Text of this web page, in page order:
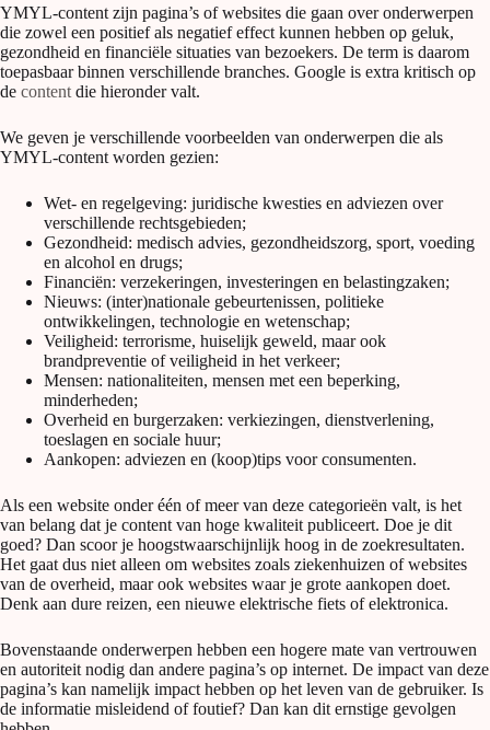
YMYL-content zijn pagina’s of websites die gaan over onderwerpen
die zowel een positief als negatief effect kunnen hebben op geluk,
gezondheid en financiële situaties van bezoekers. De term is daarom
toepasbaar binnen verschillende branches. Google is extra kritisch op
de content die hieronder valt.
We geven je verschillende voorbeelden van onderwerpen die als
YMYL-content worden gezien:
Wet- en regelgeving: juridische kwesties en adviezen over
verschillende rechtsgebieden;
Gezondheid: medisch advies, gezondheidszorg, sport, voeding
en alcohol en drugs;
Financiën: verzekeringen, investeringen en belastingzaken;
Nieuws: (inter)nationale gebeurtenissen, politieke
ontwikkelingen, technologie en wetenschap;
Veiligheid: terrorisme, huiselijk geweld, maar ook
brandpreventie of veiligheid in het verkeer;
Mensen: nationaliteiten, mensen met een beperking,
minderheden;
Overheid en burgerzaken: verkiezingen, dienstverlening,
toeslagen en sociale huur;
Aankopen: adviezen en (koop)tips voor consumenten.
Als een website onder één of meer van deze categorieën valt, is het
van belang dat je content van hoge kwaliteit publiceert. Doe je dit
goed? Dan scoor je hoogstwaarschijnlijk hoog in de zoekresultaten.
Het gaat dus niet alleen om websites zoals ziekenhuizen of websites
van de overheid, maar ook websites waar je grote aankopen doet.
Denk aan dure reizen, een nieuwe elektrische fiets of elektronica.
Bovenstaande onderwerpen hebben een hogere mate van vertrouwen
en autoriteit nodig dan andere pagina’s op internet. De impact van deze
pagina’s kan namelijk impact hebben op het leven van de gebruiker. Is
de informatie misleidend of foutief? Dan kan dit ernstige gevolgen